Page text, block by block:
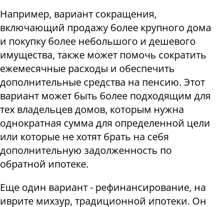
Например, вариант сокращения,
включающий продажу более крупного дома
и покупку более небольшого и дешевого
имущества, также может помочь сократить
ежемесячные расходы и обеспечить
дополнительные средства на пенсию. Этот
вариант может быть более подходящим для
тех владельцев домов, которым нужна
однократная сумма для определенной цели
или которые не хотят брать на себя
дополнительную задолженность по
обратной ипотеке.
Еще один вариант - рефинансирование, на
иврите михзур, традиционной ипотеки. Он